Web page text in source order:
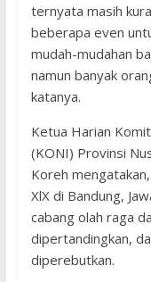
ternyata masih
beberapa even
mudah-mudahan
namun banyak
katanya.
Ketua Harian
(KONI) Provinsi
Koreh
XlX di Bandung,
cabang olah raga
dipertandingkan,
diperebutkan.